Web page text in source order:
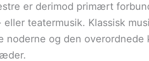
er derimod primært
eller teatermusik. Klassisk
noderne og den